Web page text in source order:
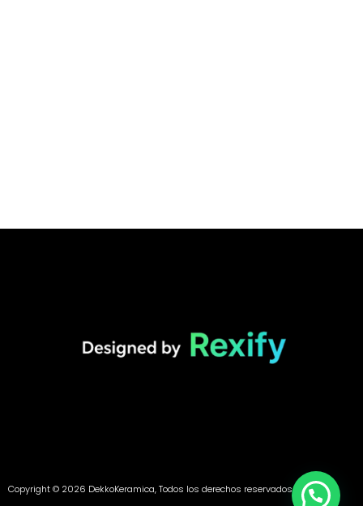
Copyright © 2026 DekkoKeramica, Todos los derechos reservados.